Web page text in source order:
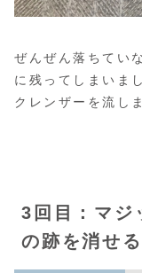
ぜんぜん落ちてい
に残ってしまいま
クレンザーを流し
3回目：マジ
の跡を消せ